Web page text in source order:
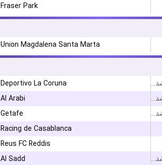
Fraser Park
Union Magdalena Santa Marta
Deportivo La Coruna بازی شروع نشده است
Al Arabi بازی شروع نشده است
Getafe بازی شروع نشده است
Racing de Casablanca
Reus FC Reddis
Al Sadd بازی شروع نشده است